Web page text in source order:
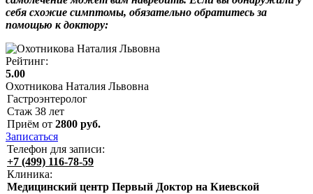
себя схожие симптомы, обязательно обратитесь за
помощью к доктору:
Рейтинг:
5.00
Охотникова Наталия Львовна
Гастроэнтеролог
Стаж 38 лет
Приём от 2800 руб.
Записаться
Телефон для записи:
+7 (499) 116-78-59
Клиника:
Медицинский центр Первый Доктор на Киевской